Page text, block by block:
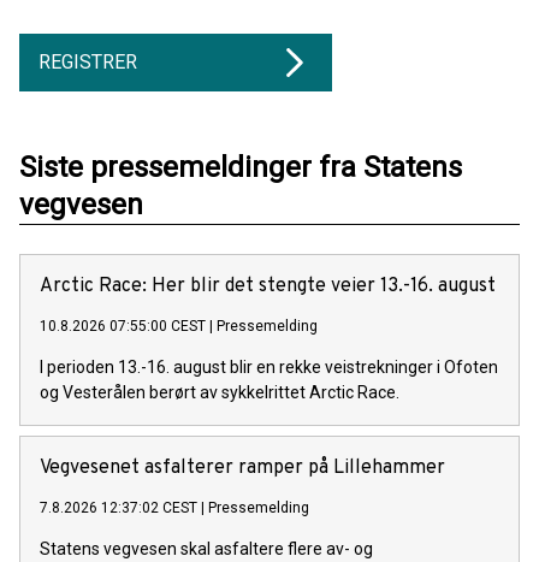
REGISTRER
Siste pressemeldinger fra Statens
vegvesen
Arctic Race: Her blir det stengte veier 13.-16. august
10.8.2026 07:55:00 CEST | Pressemelding
I perioden 13.-16. august blir en rekke veistrekninger i Ofoten
og Vesterålen berørt av sykkelrittet Arctic Race.
Vegvesenet asfalterer ramper på Lillehammer
7.8.2026 12:37:02 CEST | Pressemelding
Statens vegvesen skal asfaltere flere av- og